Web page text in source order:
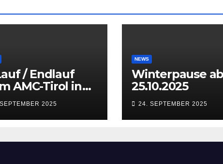
/ Endlauf
AMC-Tirol in
vom 27.
2025
NEWS
Winterpause ab
25.10.2025
24. SEPTEMBER 2025